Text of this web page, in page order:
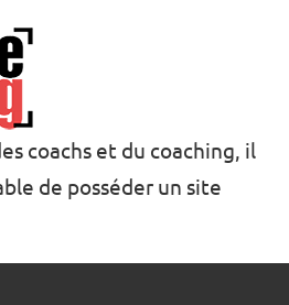
coachs et du coaching, il
de posséder un site